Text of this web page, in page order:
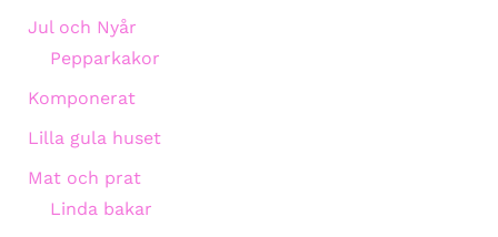
Jul och Nyår
Pepparkakor
Komponerat
Lilla gula huset
Mat och prat
Linda bakar